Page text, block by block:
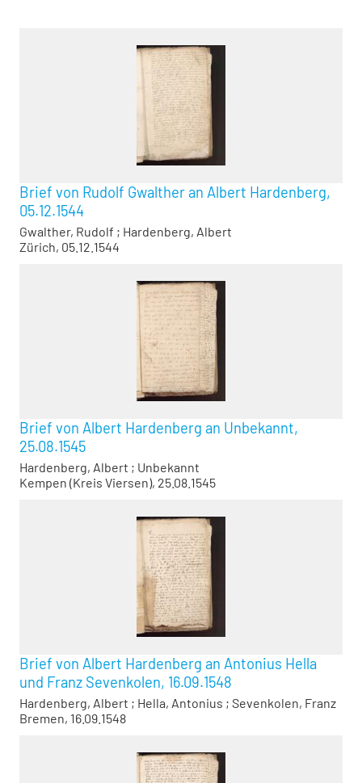
Brief von Rudolf Gwalther an Albert Hardenberg,
05.12.1544
Gwalther, Rudolf ; Hardenberg, Albert
Zürich, 05.12.1544
Brief von Albert Hardenberg an Unbekannt,
25.08.1545
Hardenberg, Albert ; Unbekannt
Kempen (Kreis Viersen), 25.08.1545
Brief von Albert Hardenberg an Antonius Hella
und Franz Sevenkolen, 16.09.1548
Hardenberg, Albert ; Hella, Antonius ; Sevenkolen, Franz
Bremen, 16.09.1548